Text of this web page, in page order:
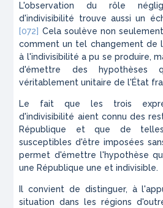
L'observation du rôle
d'indivisibilité trouve aussi un
[072] Cela soulève non
comment un tel changement de
à l'indivisibilité a pu se produire,
d'émettre des
véritablement unitaire de l'État
Le fait que les trois
d'indivisibilité aient connu des
République et que de
susceptibles d'être imposées
permet d'émettre l'hypothèse
une République une et indivisible.
Il convient de distinguer, à
situation dans les régions